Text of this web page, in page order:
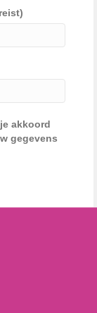
akkoord
gegevens